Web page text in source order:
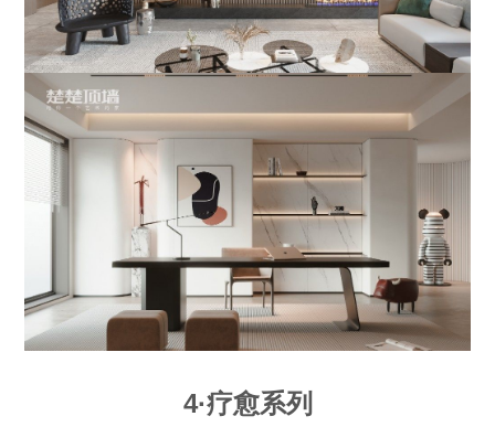
4·疗愈系列